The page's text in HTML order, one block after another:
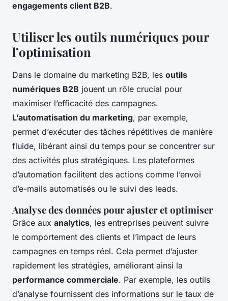
engagements client B2B.
Utiliser les outils numériques pour
l’optimisation
Dans le domaine du marketing B2B, les outils
numériques B2B jouent un rôle crucial pour
maximiser l’efficacité des campagnes.
L’automatisation du marketing, par exemple,
permet d’exécuter des tâches répétitives de manière
fluide, libérant ainsi du temps pour se concentrer sur
des activités plus stratégiques. Les plateformes
d’automation facilitent des actions comme l’envoi
d’e-mails automatisés ou le suivi des leads.
Analyse des données pour ajuster et optimiser
Grâce aux analytics, les entreprises peuvent suivre
le comportement des clients et l’impact de leurs
campagnes en temps réel. Cela permet d’ajuster
rapidement les stratégies, améliorant ainsi la
performance commerciale. Par exemple, les outils
d’analyse fournissent des informations sur le taux de